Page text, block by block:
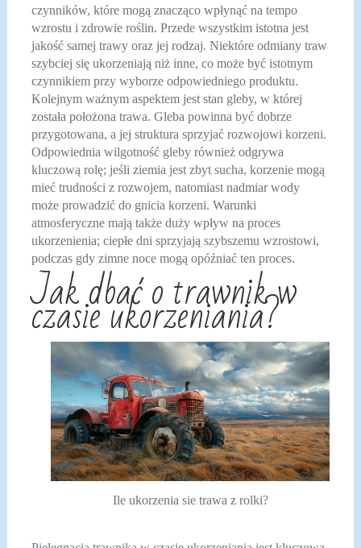
czynników, które mogą znacząco wpłynąć na tempo
wzrostu i zdrowie roślin. Przede wszystkim istotna jest
jakość samej trawy oraz jej rodzaj. Niektóre odmiany traw
szybciej się ukorzeniają niż inne, co może być istotnym
czynnikiem przy wyborze odpowiedniego produktu.
Kolejnym ważnym aspektem jest stan gleby, w której
została położona trawa. Gleba powinna być dobrze
przygotowana, a jej struktura sprzyjać rozwojowi korzeni.
Odpowiednia wilgotność gleby również odgrywa
kluczową rolę; jeśli ziemia jest zbyt sucha, korzenie mogą
mieć trudności z rozwojem, natomiast nadmiar wody
może prowadzić do gnicia korzeni. Warunki
atmosferyczne mają także duży wpływ na proces
ukorzenienia; ciepłe dni sprzyjają szybszemu wzrostowi,
podczas gdy zimne noce mogą opóźniać ten proces.
Jak dbać o trawnik w
czasie ukorzeniania?
Ile ukorzenia sie trawa z rolki?